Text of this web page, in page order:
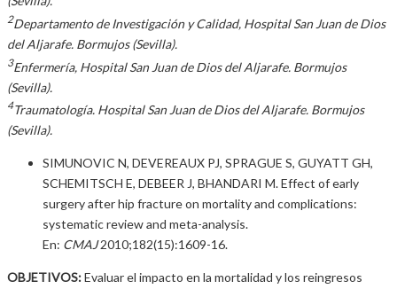
2Departamento de Investigación y Calidad, Hospital San Juan de Dios
del Aljarafe. Bormujos (Sevilla).
3Enfermería, Hospital San Juan de Dios del Aljarafe. Bormujos
(Sevilla).
4Traumatología. Hospital San Juan de Dios del Aljarafe. Bormujos
(Sevilla).
SIMUNOVIC N, DEVEREAUX PJ, SPRAGUE S, GUYATT GH,
SCHEMITSCH E, DEBEER J, BHANDARI M. Effect of early
surgery after hip fracture on mortality and complications:
systematic review and meta-analysis.
En: CMAJ2010;182(15):1609-16.
OBJETIVOS:Evaluar el impacto en la mortalidad y los reingresos